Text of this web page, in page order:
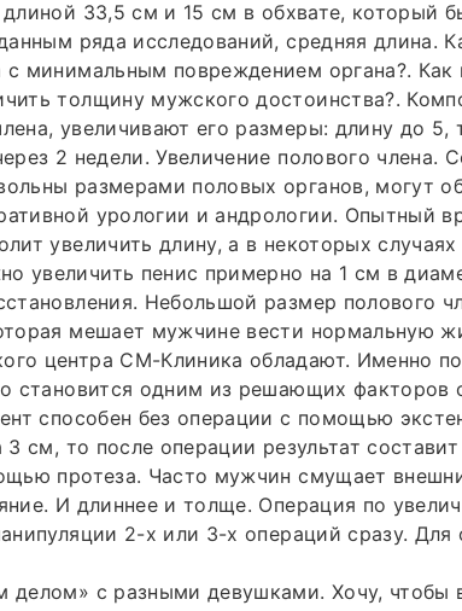
длиной 33,5 см и 15 см в обхвате, который
ряда исследований, средняя длина.
с минимальным повреждением органа?.
толщину мужского достоинства?.
увеличивают его размеры: длину до 5,
2 недели. Увеличение полового члена.
размерами половых органов, могут
урологии и андрологии. Опытный
увеличить длину, а в некоторых
увеличить пенис примерно на 1 см в
Небольшой размер полового
мешает мужчине вести нормальную
центра СМ-Клиника обладают. Именно
становится одним из решающих факторов
способен без операции с помощью
3 см, то после операции результат
протеза. Часто мужчин смущает
И длиннее и толще. Операция по
2-х или 3-х операций сразу. Для
делом» с разными девушками. Хочу, чтобы